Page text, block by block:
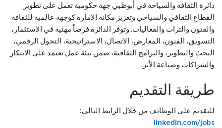
دائرة الثقافة والسياحة في أبوظبي جهة حكومية تعمل على تطوير
القطاع الثقافي والسياحي وتعزيز مكانة الإمارة كوجهة عالمية للثقافة
والفنون والتراث والفعاليات. وتوفر الدائرة فرصاً مهنية في الاستثمار،
التسويق، الفنون، المعارض، الاتصال، الاستراتيجية، التحول الرقمي،
البحث والتطوير، والبرامج الثقافية، ضمن بيئة عمل تعتمد على الابتكار
والشراكات وصناعة الأثر.
طريقة التقديم
للتقديم على الوظائف من خلال الرابط التالي:
linkedin.com/jobs